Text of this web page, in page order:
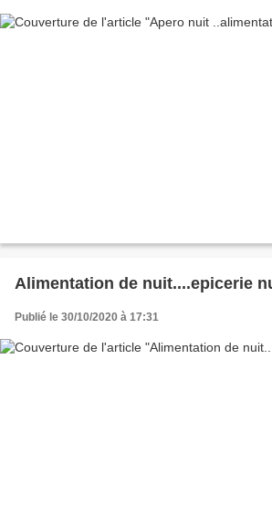
Alimentation de nuit....epicerie
Publié le 30/10/2020 à 17:31